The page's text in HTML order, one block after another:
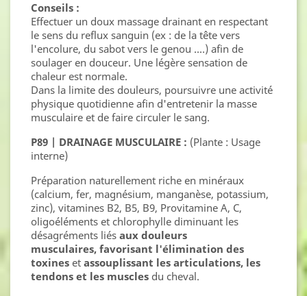
Conseils :
Effectuer un doux massage drainant en respectant
le sens du reflux sanguin (ex : de la tête vers
l'encolure, du sabot vers le genou ....) afin de
soulager en douceur. Une légère sensation de
chaleur est normale.
Dans la limite des douleurs, poursuivre une activité
physique quotidienne afin d'entretenir la masse
musculaire et de faire circuler le sang.
P89 | DRAINAGE MUSCULAIRE : (Plante : Usage
interne)
Préparation naturellement riche en minéraux
(calcium, fer, magnésium, manganèse, potassium,
zinc), vitamines B2, B5, B9, Provitamine A, C,
oligoéléments et chlorophylle diminuant les
désagréments liés aux douleurs
musculaires, favorisant l'élimination des
toxines et assouplissant les articulations, les
tendons et les muscles du cheval.